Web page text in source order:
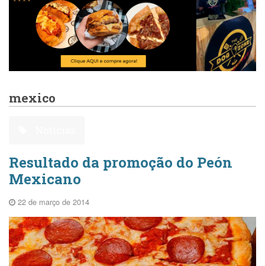
mexico
Resultado da promoção do Peón
Mexicano
22 de março de 2014